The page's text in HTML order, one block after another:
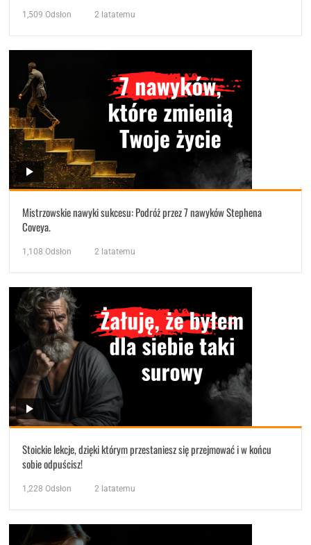
1,509 Odsłon 2 latatemu
Mistrzowskie nawyki sukcesu: Podróż przez 7 nawyków Stephena
Coveya.
1,108 Odsłon 2 latatemu
Stoickie lekcje, dzięki którym przestaniesz się przejmować i w końcu
sobie odpuścisz!
1,228 Odsłon 2 latatemu